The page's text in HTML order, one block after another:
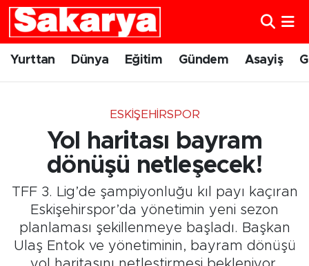
Yurttan Dünya Eğitim Gündem Asayiş
ESKIŞEHIRSPOR
Yol haritası bayram
dönüşü netleşecek!
TFF 3. Lig’de şampiyonluğu kıl payı kaçıran
Eskişehirspor’da yönetimin yeni sezon
planlaması şekillenmeye başladı. Başkan
Ulaş Entok ve yönetiminin, bayram dönüşü
Yurttan
Gündem
Eskişehirspor
Spor
Sağlık
Eskişehir Nöbetçi Eczaneler
Eskişehir Namaz Vakitleri
Eskişehir Trafik Yoğunluk Haritası
Süper Lig Puan Durumu ve Fikstür
Tüm Manşetler
Son Dakika Haberleri